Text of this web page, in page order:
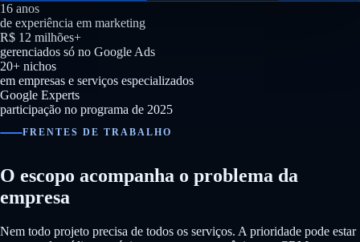
16 anos
de experiência em marketing
R$ 12 milhões+
gerenciados só no Google Ads
20+ nichos
em empresas e serviços especializados
Google Experts
participação no programa de 2025
FRENTES DE TRABALHO
O escopo acompanha o problema da
empresa
Nem todo projeto precisa de todos os serviços. A prioridade pode estar